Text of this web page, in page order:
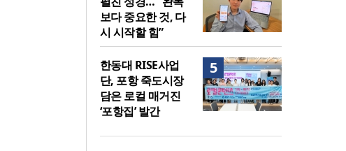
보다 중요한 것, 다
시 시작할 힘”
5
한동대 RISE사업
단, 포항 죽도시장
담은 로컬 매거진
‘포항집’ 발간